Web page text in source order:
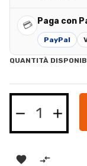
💳 Paga con
PayPal
QUANTITÀ
 